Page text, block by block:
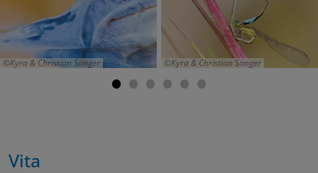
Kyra & Christian Sänger Kyra & Christian Sänger
Vita